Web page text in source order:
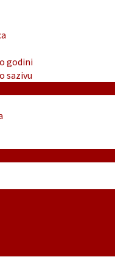
godini
sazivu